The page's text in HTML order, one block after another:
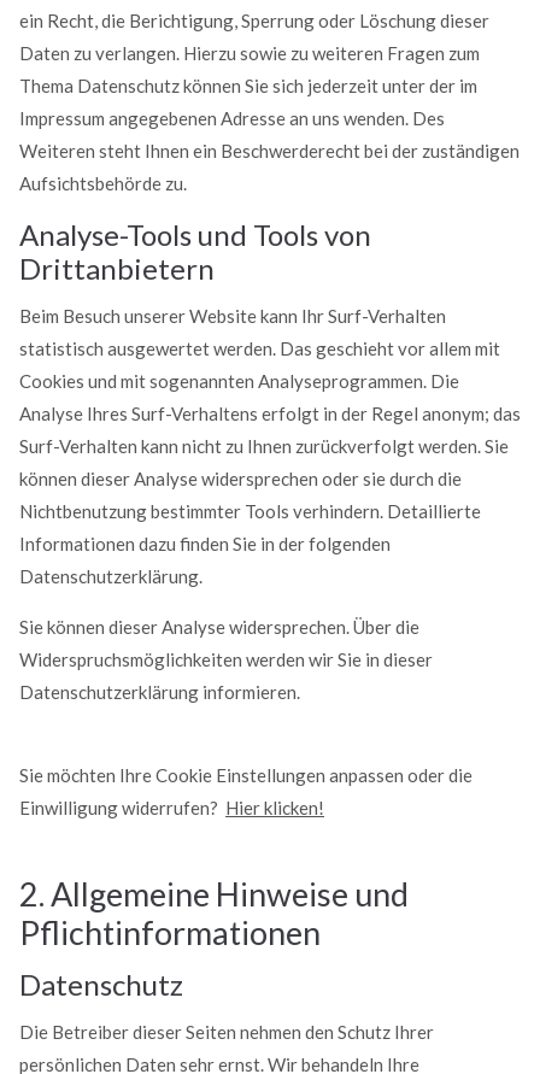
ein Recht, die Berichtigung, Sperrung oder Löschung dieser
Daten zu verlangen. Hierzu sowie zu weiteren Fragen zum
Thema Datenschutz können Sie sich jederzeit unter der im
Impressum angegebenen Adresse an uns wenden. Des
Weiteren steht Ihnen ein Beschwerderecht bei der zuständigen
Aufsichtsbehörde zu.
Analyse-Tools und Tools von
Drittanbietern
Beim Besuch unserer Website kann Ihr Surf-Verhalten
statistisch ausgewertet werden. Das geschieht vor allem mit
Cookies und mit sogenannten Analyseprogrammen. Die
Analyse Ihres Surf-Verhaltens erfolgt in der Regel anonym; das
Surf-Verhalten kann nicht zu Ihnen zurückverfolgt werden. Sie
können dieser Analyse widersprechen oder sie durch die
Nichtbenutzung bestimmter Tools verhindern. Detaillierte
Informationen dazu finden Sie in der folgenden
Datenschutzerklärung.
Sie können dieser Analyse widersprechen. Über die
Widerspruchsmöglichkeiten werden wir Sie in dieser
Datenschutzerklärung informieren.
Sie möchten Ihre Cookie Einstellungen anpassen oder die
Einwilligung widerrufen? Hier klicken!
2. Allgemeine Hinweise und
Pflichtinformationen
Datenschutz
Die Betreiber dieser Seiten nehmen den Schutz Ihrer
persönlichen Daten sehr ernst. Wir behandeln Ihre